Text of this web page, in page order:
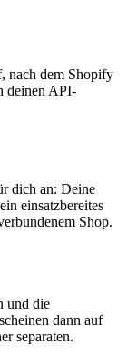
nach dem Shopify
deinen API-
dich an: Deine
einsatzbereites
Shop.
und die
dann auf
separaten.